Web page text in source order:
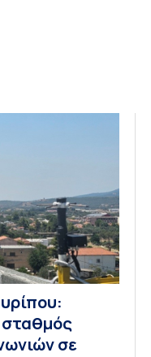
σταθμός
σε